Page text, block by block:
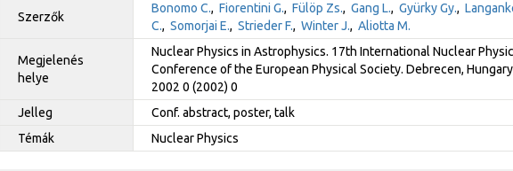
Szerzők
Bonomo C., Fiorentini G., Fülöp Zs., Gang L., Gyürky Gy.,
C., Somorjai E., Strieder F., Winter J., Aliotta M.
Megjelenés
helye
Nuclear Physics in Astrophysics. 17th International Nuclear
Conference of the European Physical Society. Debrecen,
2002 0 (2002) 0
Jelleg
Conf. abstract, poster, talk
Témák
Nuclear Physics